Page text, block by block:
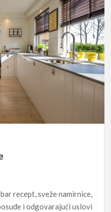
recept, sveže namirnice,
i odgovarajući uslovi